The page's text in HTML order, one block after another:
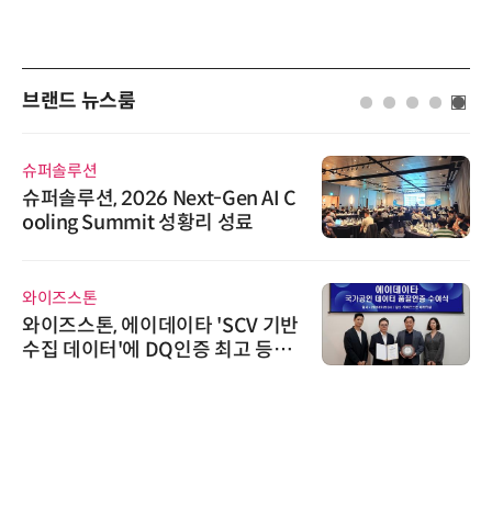
브랜드 뉴스룸
슈퍼솔루션
슈퍼솔루션, 2026 Next-Gen AI C
ooling Summit 성황리 성료
와이즈스톤
와이즈스톤, 에이데이타 'SCV 기반
수집 데이터'에 DQ인증 최고 등급